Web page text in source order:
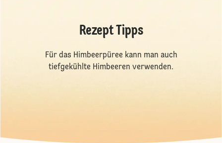
Rezept Tipps
Für das Himbeerpüree kann man auch
tiefgekühlte Himbeeren verwenden.